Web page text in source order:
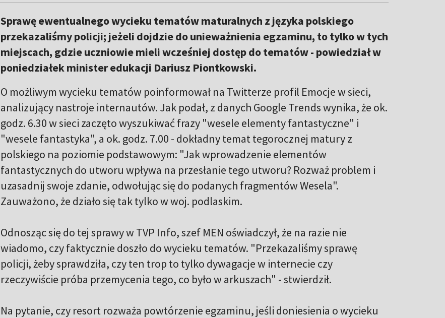
Sprawę ewentualnego wycieku tematów maturalnych z języka polskiego
przekazaliśmy policji; jeżeli dojdzie do unieważnienia egzaminu, to tylko w tych
miejscach, gdzie uczniowie mieli wcześniej dostęp do tematów - powiedział w
poniedziałek minister edukacji Dariusz Piontkowski.
O możliwym wycieku tematów poinformował na Twitterze profil Emocje w sieci,
analizujący nastroje internautów. Jak podał, z danych Google Trends wynika, że ok.
godz. 6.30 w sieci zaczęto wyszukiwać frazy "wesele elementy fantastyczne" i
"wesele fantastyka", a ok. godz. 7.00 - dokładny temat tegorocznej matury z
polskiego na poziomie podstawowym: "Jak wprowadzenie elementów
fantastycznych do utworu wpływa na przesłanie tego utworu? Rozważ problem i
uzasadnij swoje zdanie, odwołując się do podanych fragmentów Wesela".
Zauważono, że działo się tak tylko w woj. podlaskim.
Odnosząc się do tej sprawy w TVP Info, szef MEN oświadczył, że na razie nie
wiadomo, czy faktycznie doszło do wycieku tematów. "Przekazaliśmy sprawę
policji, żeby sprawdziła, czy ten trop to tylko dywagacje w internecie czy
rzeczywiście próba przemycenia tego, co było w arkuszach" - stwierdził.
Na pytanie, czy resort rozważa powtórzenie egzaminu, jeśli doniesienia o wycieku